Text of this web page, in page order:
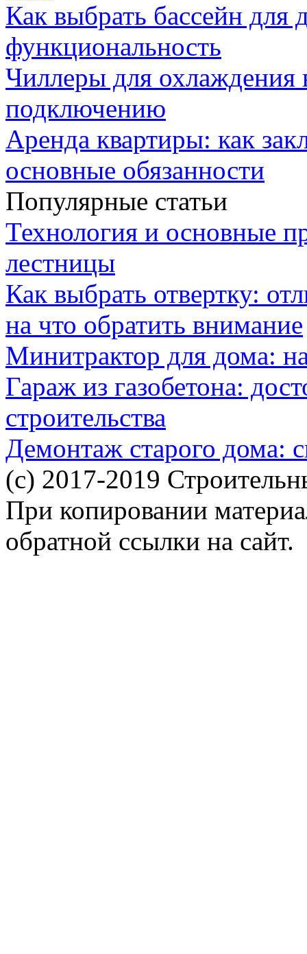
Как выбрать бассейн для
функциональность
Чиллеры для охлаждения
подключению
Аренда квартиры: как
основные обязанности
Популярные статьи
Технология и основные
лестницы
Как выбрать отвертку:
на что обратить внимание
Минитрактор для дома:
Гараж из газобетона:
строительства
Демонтаж старого дома:
(c) 2017-2019
При копировании
обратной ссылки на сайт.